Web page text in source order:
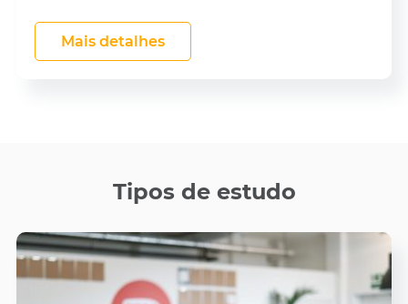
Mais detalhes
Tipos de estudo